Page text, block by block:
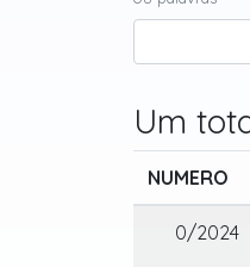
Um
NUMERO
0/2024